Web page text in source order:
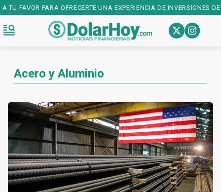
FAVOR PARA OFRECERTE UNA EXPERIENCIA DE INVERSIONES DE
Acero y Aluminio